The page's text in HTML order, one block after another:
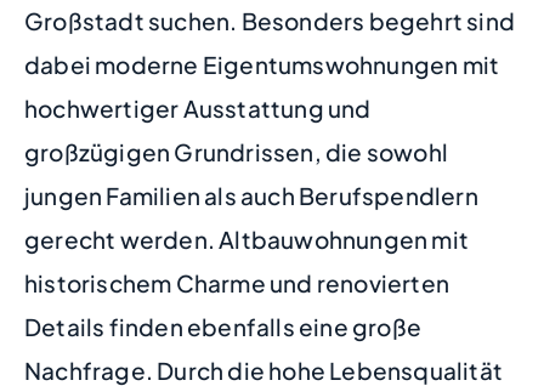
Großstadt suchen. Besonders begehrt sind
dabei moderne Eigentumswohnungen mit
hochwertiger Ausstattung und
großzügigen Grundrissen, die sowohl
jungen Familien als auch Berufspendlern
gerecht werden. Altbauwohnungen mit
historischem Charme und renovierten
Details finden ebenfalls eine große
Nachfrage. Durch die hohe Lebensqualität